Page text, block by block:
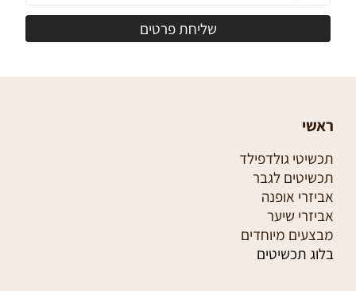
ראשי
תכשיטי גולדפילד
תכשיטים לגבר
אביזרי אופנה
אביזרי שיער
מבצעים מיוחדים
בלוג תכשיטים